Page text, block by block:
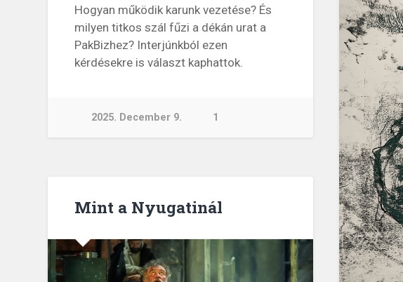
Hogyan működik karunk vezetése? És
milyen titkos szál fűzi a dékán urat a
PakBizhez? Interjúnkból ezen
kérdésekre is választ kaphattok.
2025. December 9. 1
Mint a Nyugatinál